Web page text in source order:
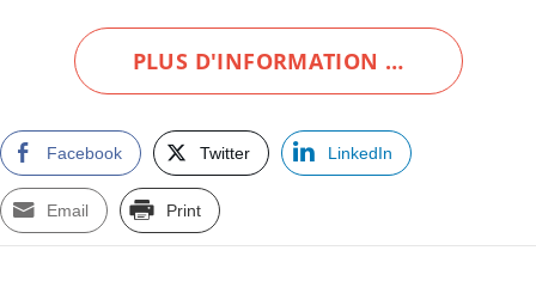
PLUS D'INFORMATION …
Facebook Twitter LinkedIn
Email Print